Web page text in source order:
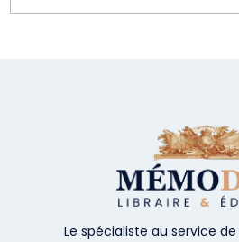
Le spécialiste au service